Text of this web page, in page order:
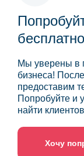
Мы уверены в
бизнеса!
предоставим
Попробуйте и
найти
Хочу